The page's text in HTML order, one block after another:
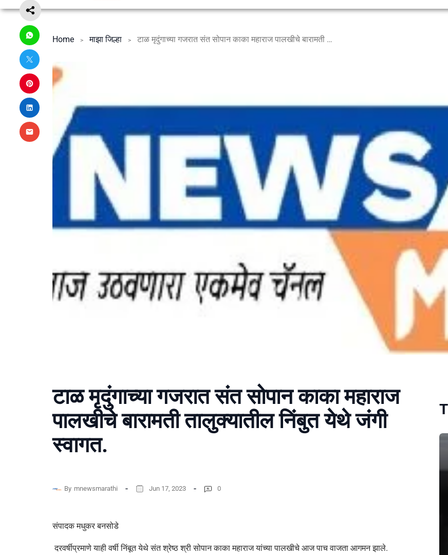
Home माझा जिल्हा टाळ मृदुंगाच्या गजरात संत सोपान काका महाराज पालखीचे बारामती तालुक्यातील निंबुत येथे जंगी स्वागत.
टाळ मृदुंगाच्या गजरात संत सोपान काका महाराज
पालखीचे बारामती तालुक्यातील निंबुत येथे जंगी
स्वागत.
By mnewsmarathi Jun 17, 2023 0
संपादक मधुकर बनसोडे
दरवर्षीप्रमाणे याही वर्षी निंबूत येथे संत श्रेष्ठ श्री सोपान काका महाराज यांच्या पालखीचे आज पाच वाजता आगमन झाले.